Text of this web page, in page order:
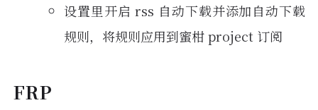
设置里开启 rss 自动下载并添加自动下载
规则，将规则应用到蜜柑 project 订阅
FRP